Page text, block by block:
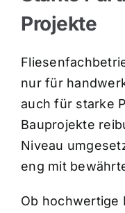
Projekte
nur für
auch für starke
Bauprojekte
Niveau
eng mit
Ob hochwertige